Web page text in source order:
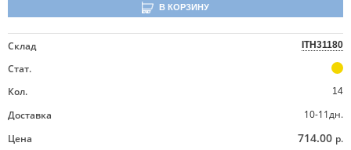
В КОРЗИНУ
Склад ITH31180
Стат.
Кол.
14
Доставка
10-11дн.
Цена
714.00 р.